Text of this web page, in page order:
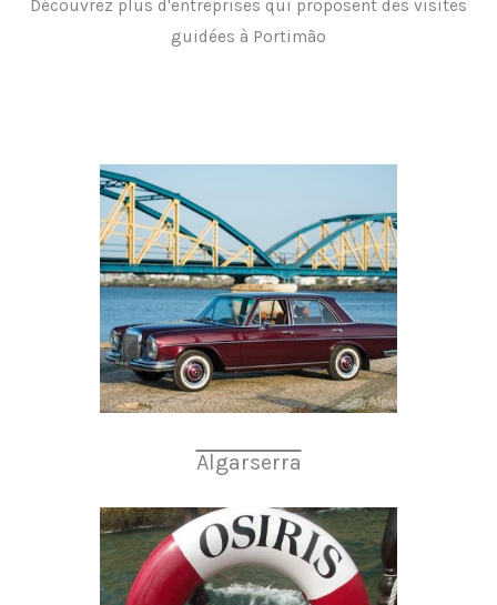
Découvrez plus d'entreprises qui proposent des visites
guidées à Portimão
Algarserra